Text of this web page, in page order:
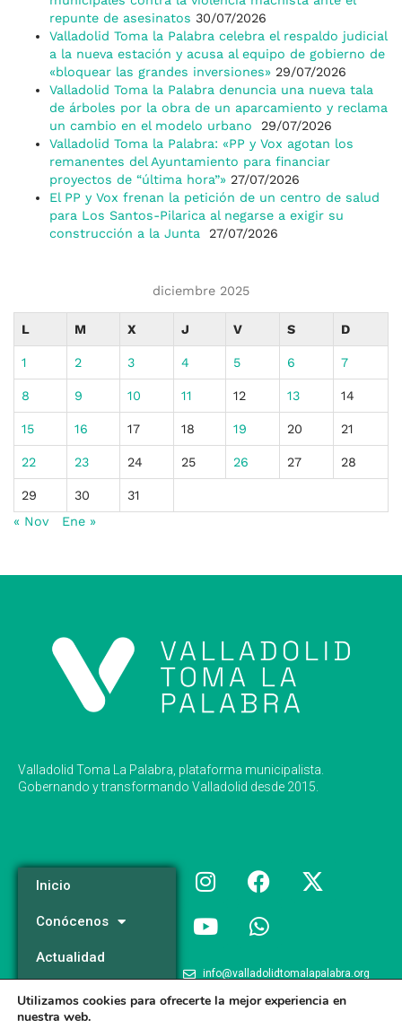
repunte de asesinatos 30/07/2026
Valladolid Toma la Palabra celebra el respaldo judicial
a la nueva estación y acusa al equipo de gobierno de
«bloquear las grandes inversiones» 29/07/2026
Valladolid Toma la Palabra denuncia una nueva tala
de árboles por la obra de un aparcamiento y reclama
un cambio en el modelo urbano
29/07/2026
Valladolid Toma la Palabra: «PP y Vox agotan los
remanentes del Ayuntamiento para financiar
proyectos de “última hora”» 27/07/2026
El PP y Vox frenan la petición de un centro de salud
para Los Santos-Pilarica al negarse a exigir su
construcción a la Junta
27/07/2026
diciembre 2025
L M X J V S D
1 2 3 4 5 6 7
8 9 10 11 12 13 14
15 16 17 18 19 20 21
22 23 24 25 26 27 28
29 30
31
« Nov
Ene »
Valladolid Toma La Palabra, plataforma municipalista.
Gobernando y transformando Valladolid desde 2015.
Inicio
Conócenos
Actualidad
Programa
info@valladolidtomalapalabra.org
+34 983 426 124
Utilizamos cookies para ofrecerte la mejor experiencia en
nuestra web.